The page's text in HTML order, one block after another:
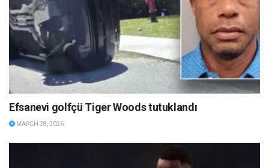
Efsanevi golfçü Tiger Woods tutuklandı
MARCH 28, 2026